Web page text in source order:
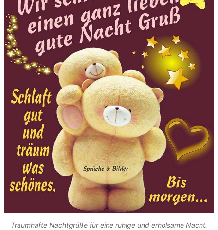
Traumhafte Nachtgrüße für eine ruhige und erholsame Nacht.